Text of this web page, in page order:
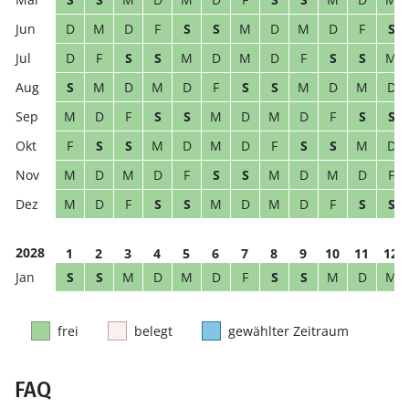
D
M D F S S M D M D F
S
D
F S S M D M D F S S
M
S
M D M D F S S M D M
D
M
D F S S M D M D F S
S
F
S S M D M D F S S M
D
M
D M D F S S M D M D
F
M
D F S S M D M D F S S
2028 1 2 3 4 5 6 7 8 9 10 11
12
S
S M D M D F S S M D M
frei belegt gewählter Zeitraum
FAQ